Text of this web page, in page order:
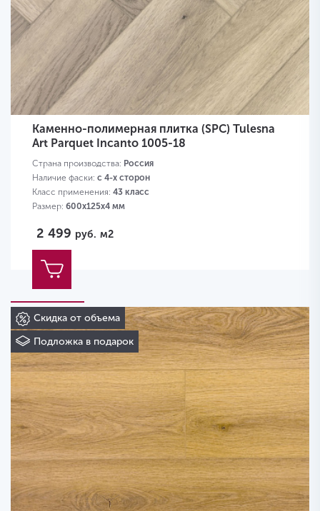
Каменно-полимерная плитка (SPC) Tulesna
Art Parquet Incanto 1005-18
Страна производства: Россия
Наличие фаски: с 4-х сторон
Класс применения: 43 класс
Размер: 600х125х4 мм
2 499 руб. м2
Скидка от объема
Подложка в подарок